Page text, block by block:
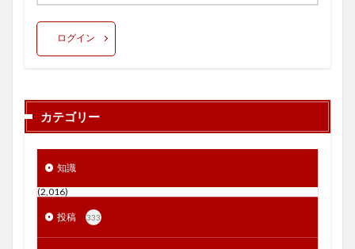
ログイン
カテゴリー
知識
(2,016)
投稿 333